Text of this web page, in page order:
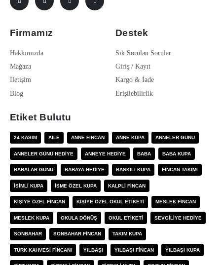
Firmamız
Hakkımızda
Mağaza
İletişim
Blog
Destek
Sık Sorulan Sorular
Giriş / Kayıt
Kargo & İade
Erişilebilirlik
Etiket Bulutu
24 KASIM AILE ANNE FINCAN ANNE KUPA ANNELER GÜNÜ
ANNELER GÜNÜ HEDIYE ANNEYE HEDIYE BABA BABA KUPA
BABALAR GÜNÜ BABAYA HEDIYE BASKILI KUPA FINCAN TAKIMI
ISIMLI KUPA ISME ÖZEL KUPA KALPLI FINCAN
KIŞIYE ÖZEL FINCAN KIŞIYE ÖZEL OKUL ETIKETI MESLEK FINCAN
MESLEK KUPA OKULA DÖNÜŞ OKUL ETIKETI SEVGILIYE HEDIYE
SONBAHAR SONBAHAR FINCAN TAKIM KUPA
TÜRK KAHVESI FINCANI YILBAŞI YILBAŞI FINCAN YILBAŞI KUPA